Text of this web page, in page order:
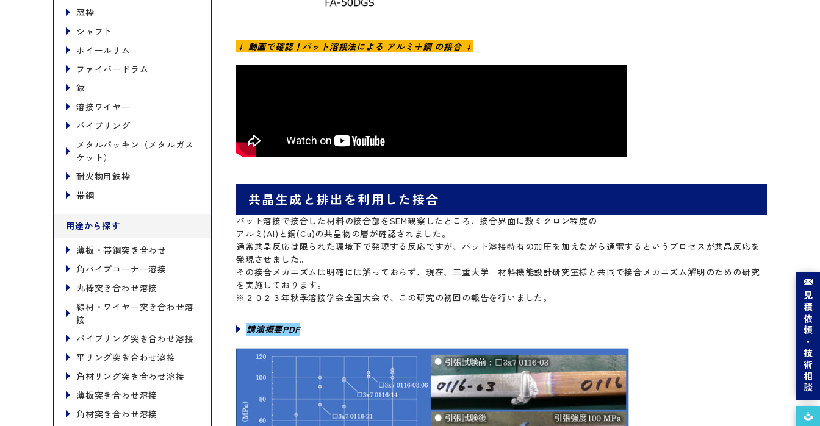
窓枠
シャフト
ホイールリム
ファイバードラム
鋏
溶接ワイヤー
パイプリング
メタルパッキン（メタルガス
ケット）
耐火物用鉄枠
帯鋼
用途から探す
薄板・帯鋼突き合わせ
角パイプコーナー溶接
丸棒突き合わせ溶接
線材・ワイヤー突き合わせ溶
接
パイプリング突き合わせ溶接
平リング突き合わせ溶接
角材リング突き合わせ溶接
薄板突き合わせ溶接
角材突き合わせ溶接
↓ 動画で確認！バット溶接法による アルミ＋銅 の接合 ↓
共晶生成と排出を利用した接合
バット溶接で接合した材料の接合部をSEM観察したところ、接合界面に数ミクロン程度の
アルミ(Al)と銅(Cu)の共晶物の層が確認されました。
通常共晶反応は限られた環境下で発現する反応ですが、バット溶接特有の加圧を加えながら通電するというプロセスが共晶反応を
発現させました。
その接合メカニズムは明確には解っておらず、現在、三重大学 材料機能設計研究室様と共同で接合メカニズム解明のための研究
を実施しております。
※２０２３年秋季溶接学会全国大会で、この研究の初回の報告を行いました。
講演概要PDF 見積依頼・
技術相談